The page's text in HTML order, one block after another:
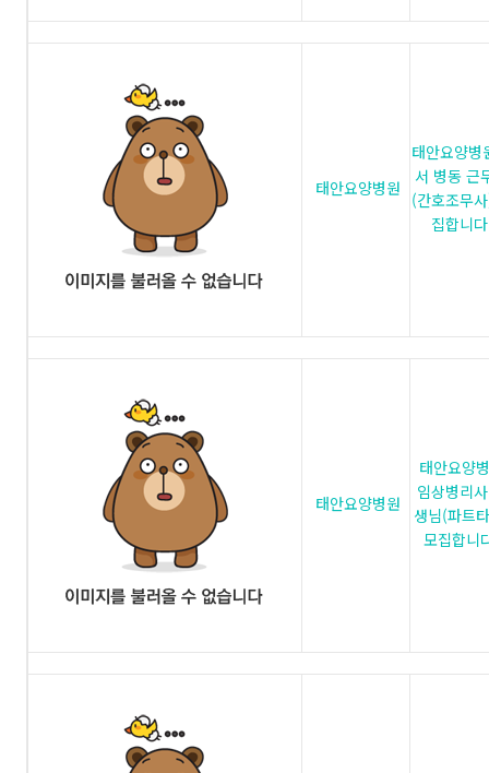
태안요양병원
태안요양병
서 병동 근
(간호조무
집합니
태안요양병원
태안요양
임상병리
생님(파트
모집합니